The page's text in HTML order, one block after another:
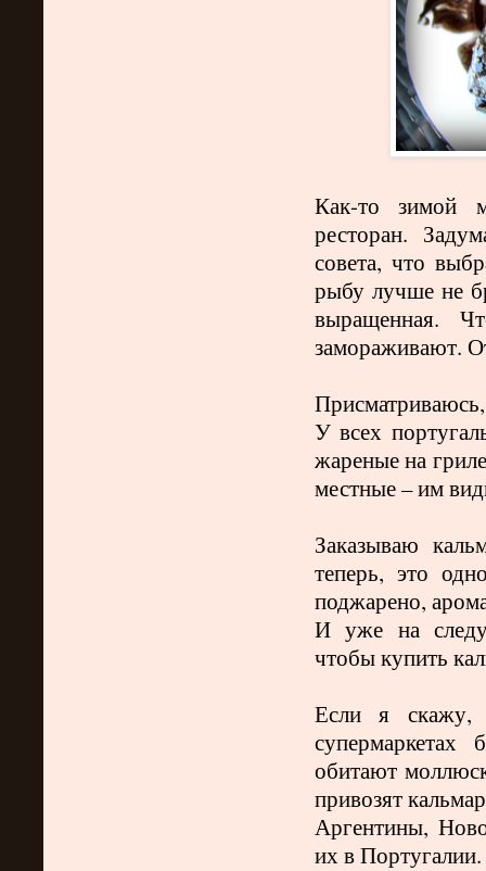
Как-то зимой
ресторан.
совета, что
рыбу лучше не
выращенная.
замораживают.
У всех
жареные на
местные – им
Заказываю
теперь, это
поджарено,
И уже на
чтобы купить
Если я скажу,
обитают
привозят
Аргентины,
их в